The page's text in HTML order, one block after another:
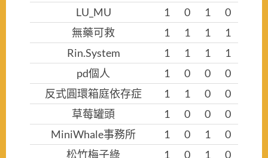
LU_MU 1 0 1
0
無藥可救
1 1 1
1
Rin.System
1 1 1
1
pd個人
1 0 0
0
反式圓環箱庭依存症
1 1 0
0
草莓罐頭
1 0 0
0
MiniWhale事務所
1 0 1
0
松竹梅子綠
1 0 1
0